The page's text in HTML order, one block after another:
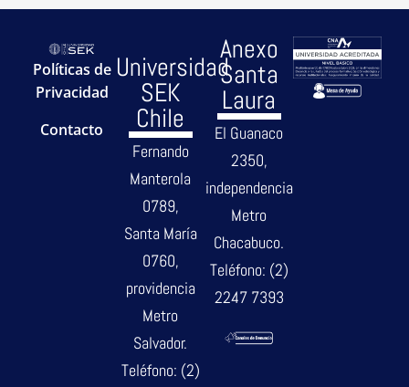
Políticas de
Privacidad
Contacto
Universidad
SEK
Chile
Fernando
Manterola
0789,
Santa María
0760,
providencia
Metro
Salvador.
Teléfono: (2)
Anexo
Santa
Laura
El Guanaco
2350,
independencia
Metro
Chacabuco.
Teléfono: (2)
2247 7393